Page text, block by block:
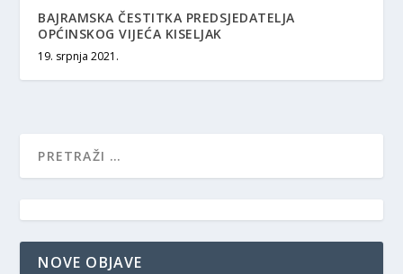
BAJRAMSKA ČESTITKA PREDSJEDATELJA
OPĆINSKOG VIJEĆA KISELJAK
19. srpnja 2021.
NOVE OBJAVE